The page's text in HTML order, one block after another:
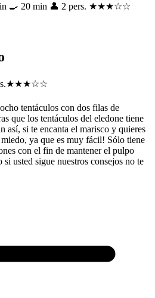
🍳 20 min 👤 2 pers. ★★★☆☆
★★★☆☆
tentáculos con dos filas de
que los tentáculos del eledone tiene
así, si te encanta el marisco y quieres
ya que es muy fácil! Sólo tiene
con el fin de mantener el pulpo
usted sigue nuestros consejos no te